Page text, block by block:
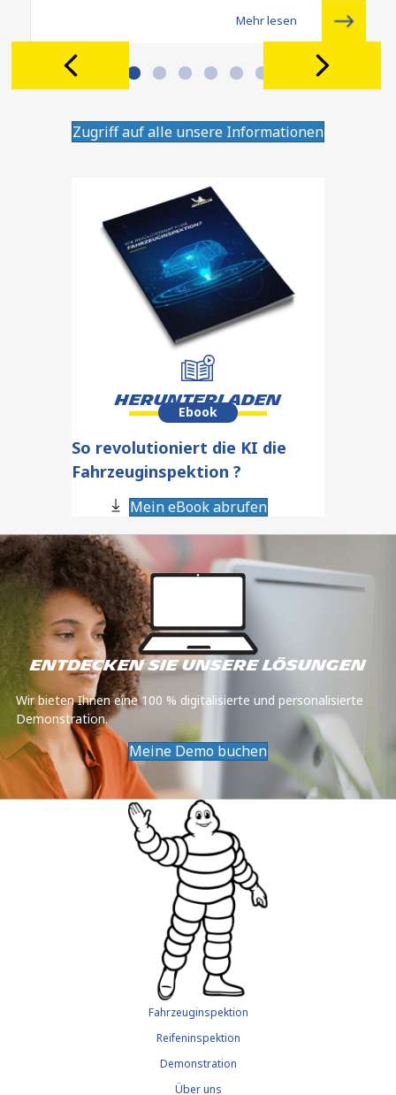
Mehr lesen
Slide group 1 Slide group 4
Slide group 5
Slide group 6
Previous Next
Zugriff auf alle unsere Informationen
Herunterladen
Ebook
So revolutioniert die KI die
Fahrzeuginspektion ​?
Mein eBook abrufen
Entdecken Sie unsere Lösungen
Wir bieten Ihnen eine 100 % digitalisierte und personalisierte
Demonstration.
Meine Demo buchen
Fahrzeuginspektion
Reifeninspektion
Demonstration
Über uns